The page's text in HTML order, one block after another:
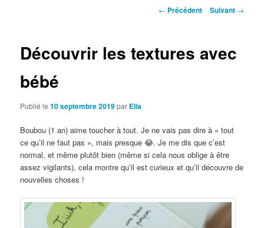
Navigation
← Précédent Suivant →
Découvrir les textures avec
bébé
Publié le10 septembre 2019par Ella
Boubou (1 an) aime toucher à tout. Je ne vais pas dire à « tout
ce qu’il ne faut pas », mais presque 😂. Je me dis que c’est
normal, et même plutôt bien (même si cela nous oblige à être
assez vigilants), cela montre qu’il est curieux et qu’il découvre de
nouvelles choses !